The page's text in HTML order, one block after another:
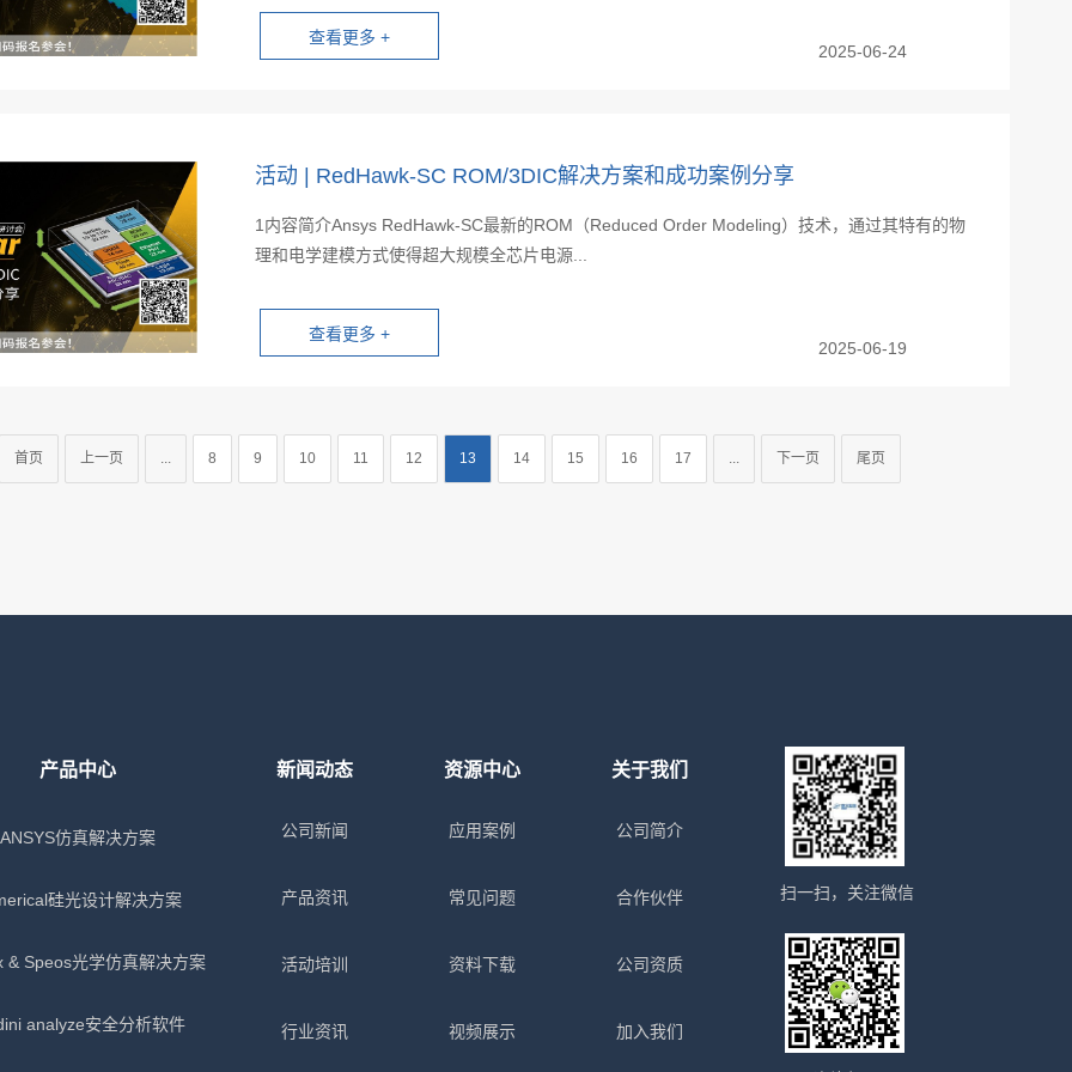
2025-06-24
活动 | RedHawk-SC ROM/3DIC解决方案和成功案例分享
1内容简介Ansys RedHawk-SC最新的ROM（Reduced Order Modeling）技术，通过其特有的物
理和电学建模方式使得超大规模全芯片电源...
2025-06-19
首页 上一页 ... 8 9 10 11 12 13 14 15 16 17 ... 下一页 尾页
产品中心
ANSYS仿真解决方案
硅光设计解决方案
& Speos光学仿真解决方案
analyze安全分析软件
新闻动态
公司新闻
产品资讯
活动培训
行业资讯
资源中心
应用案例
常见问题
资料下载
视频展示
关于我们
公司简介
合作伙伴
公司资质
加入我们
扫一扫，关注微信